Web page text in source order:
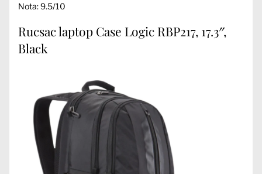
Nota: 9.5/10
Rucsac laptop Case Logic RBP217, 17.3″,
Black